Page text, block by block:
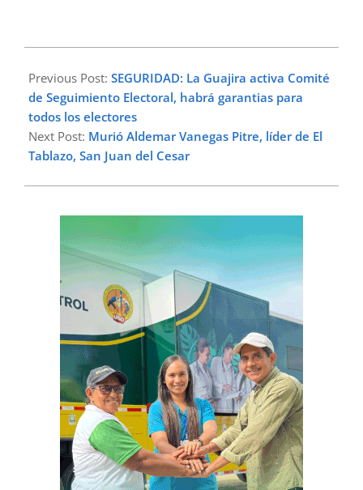
02-
10
Previous Post: SEGURIDAD: La Guajira activa Comité
de Seguimiento Electoral, habrá garantias para
todos los electores
Next Post: Murió Aldemar Vanegas Pitre, líder de El
Tablazo, San Juan del Cesar